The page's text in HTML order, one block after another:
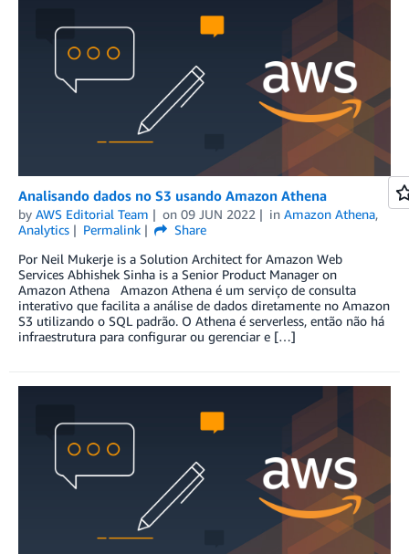
Analisando dados no S3 usando Amazon Athena
by AWS Editorial Team on 09 JUN 2022 in Amazon Athena,
Analytics
Permalink
Share
Por Neil Mukerje is a Solution Architect for Amazon Web
Services Abhishek Sinha is a Senior Product Manager on
Amazon Athena Amazon Athena é um serviço de consulta
interativo que facilita a análise de dados diretamente no Amazon
S3 utilizando o SQL padrão. O Athena é serverless, então não há
infraestrutura para configurar ou gerenciar e […]